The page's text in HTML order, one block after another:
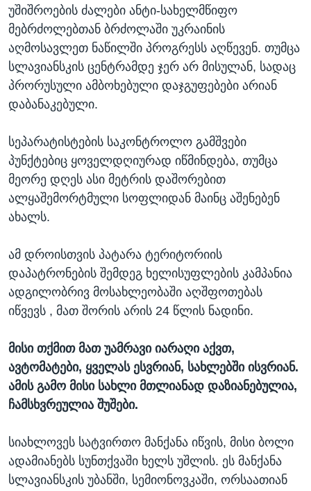
უშიშროების ძალები ანტი-სახელმწიფო
მებრძოლებთან ბრძოლაში უკრაინის
აღმოსავლეთ ნაწილში პროგრესს აღწევენ. თუმცა
სლავიანსკის ცენტრამდე ჯერ არ მისულან, სადაც
პრორუსული ამბოხებული დაჯგუფებები არიან
დაბანაკებული.
სეპარატისტების საკონტროლო გამშვები
პუნქტებიც ყოველდღიურად იწმინდება, თუმცა
მეორე დღეს ასი მეტრის დაშორებით
ალყაშემორტმული სოფლიდან მაინც აშენებენ
ახალს.
ამ დროისთვის პატარა ტერიტორიის
დაპატრონების შემდეგ ხელისუფლების კამპანია
ადგილობრივ მოსახლეობაში აღშფოთებას
იწვევს , მათ შორის არის 24 წლის ნადინი.
მისი თქმით მათ უამრავი იარაღი აქვთ,
ავტომატები, ყველას ესვრიან, სახლებში ისვრიან.
ამის გამო მისი სახლი მთლიანად დაზიანებულია,
ჩამსხვრეულია შუშები.
სიახლოვეს სატვირთო მანქანა იწვის, მისი ბოლი
ადამიანებს სუნთქვაში ხელს უშლის. ეს მანქანა
სლავიანსკის უბანში, სემიონოვკაში, ორსაათიან